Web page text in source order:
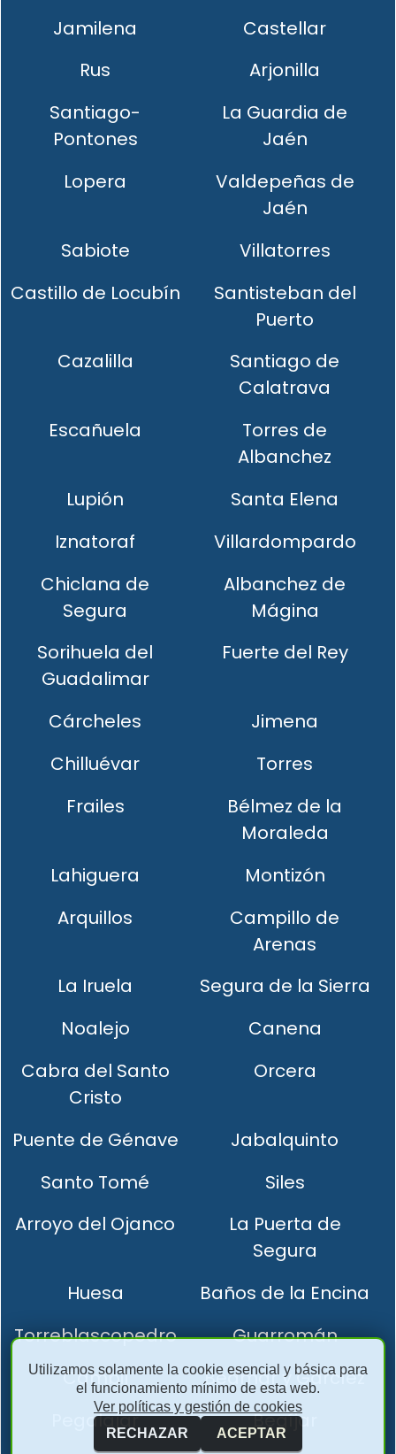
Jamilena
Castellar
Rus
Arjonilla
Santiago-
Pontones
La Guardia de
Jaén
Lopera
Valdepeñas de
Jaén
Sabiote
Villatorres
Castillo de Locubín
Santisteban del
Puerto
Cazalilla
Santiago de
Calatrava
Escañuela
Torres de
Albanchez
Lupión
Santa Elena
Iznatoraf
Villardompardo
Chiclana de
Segura
Albanchez de
Mágina
Sorihuela del
Guadalimar
Fuerte del Rey
Cárcheles
Jimena
Chilluévar
Torres
Frailes
Bélmez de la
Moraleda
Lahiguera
Montizón
Arquillos
Campillo de
Arenas
La Iruela
Segura de la Sierra
Noalejo
Canena
Cabra del Santo
Cristo
Orcera
Puente de Génave
Jabalquinto
Santo Tomé
Siles
Arroyo del Ojanco
La Puerta de
Segura
Huesa
Baños de la Encina
Torreblascopedro
Guarromán
Cambil
Bedmar y Garcíez
Pegalajar
Begíjar
Utilizamos solamente la cookie esencial y básica para
el funcionamiento mínimo de esta web.
Ver políticas y gestión de cookies
RECHAZAR
ACEPTAR